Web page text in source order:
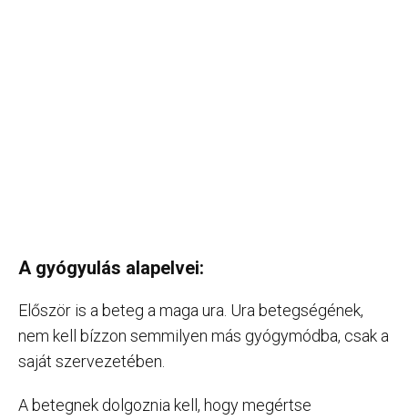
A gyógyulás alapelvei:
Először is a beteg a maga ura. Ura betegségének,
nem kell bízzon semmilyen más gyógymódba, csak a
saját szervezetében.
A betegnek dolgoznia kell, hogy megértse